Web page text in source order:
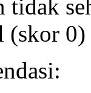
tidak
(skor 0)